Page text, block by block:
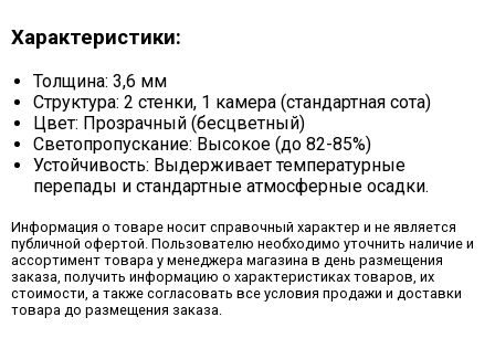
Характеристики:
Толщина: 3,6 мм
Структура: 2 стенки, 1 камера (стандартная сота)
Цвет: Прозрачный (бесцветный)
Светопропускание: Высокое (до 82-85%)
Устойчивость: Выдерживает температурные
перепады и стандартные атмосферные осадки.
Информация о товаре носит справочный характер и не является
публичной офертой. Пользователю необходимо уточнить наличие и
ассортимент товара у менеджера магазина в день размещения
заказа, получить информацию о характеристиках товаров, их
стоимости, а также согласовать все условия продажи и доставки
товара до размещения заказа.